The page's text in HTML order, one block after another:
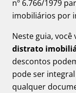
nº 6.766/1979
imobiliários por
Neste guia,
distrato
descontos
pode ser
qualquer